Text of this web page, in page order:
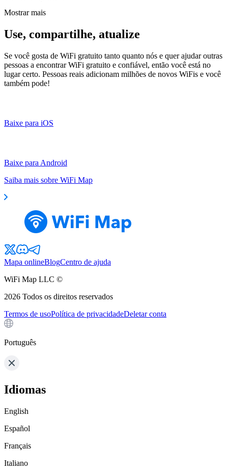
Mostrar mais
Use, compartilhe, atualize
Se você gosta de WiFi gratuito tanto quanto nós e quer ajudar outras
pessoas a encontrar WiFi gratuito e confiável, então você está no
lugar certo. Pessoas reais adicionam milhões de novos WiFis e você
também pode!
Baixe para iOS
Baixe para Android
Saiba mais sobre WiFi Map
Mapa onlineBlogCentro de ajuda
WiFi Map LLC ©
2026 Todos os direitos reservados
Termos de usoPolítica de privacidadeDeletar conta
Português
Idiomas
English
Español
Français
Italiano